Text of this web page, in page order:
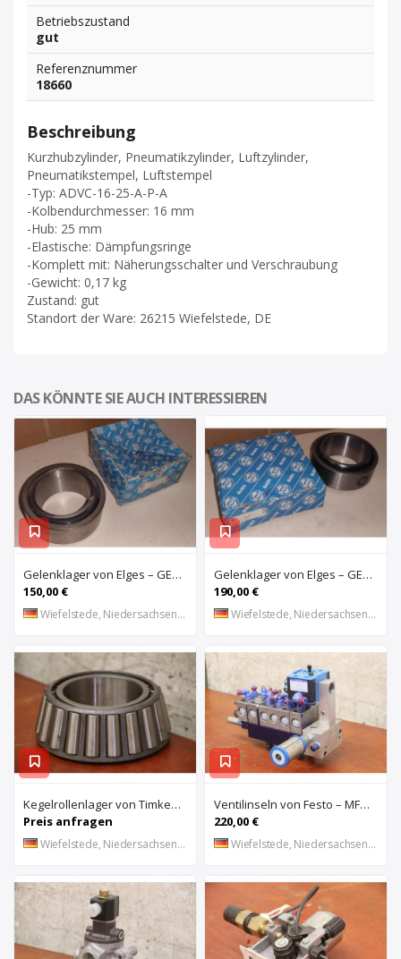
Betriebszustand
gut
Referenznummer
18660
Beschreibung
Kurzhubzylinder, Pneumatikzylinder, Luftzylinder,
Pneumatikstempel, Luftstempel
-Typ: ADVC-16-25-A-P-A
-Kolbendurchmesser: 16 mm
-Hub: 25 mm
-Elastische: Dämpfungsringe
-Komplett mit: Näherungsschalter und Verschraubung
-Gewicht: 0,17 kg
Zustand: gut
Standort der Ware: 26215 Wiefelstede, DE
DAS KÖNNTE SIE AUCH INTERESSIEREN
Gelenklager von Elges – GE120UK-2RS
150,00 €
Wiefelstede, Niedersachsen, DE
Gelenklager von Elges – GE140UK-2RS
190,00 €
Wiefelstede, Niedersachsen, DE
Kegelrollenlager von Timken – HH421246 C
Preis anfragen
Wiefelstede, Niedersachsen, DE
Ventilinseln von Festo – MFHE-3-1/4 MFH-5-1/4
220,00 €
Wiefelstede, Niedersachsen, DE